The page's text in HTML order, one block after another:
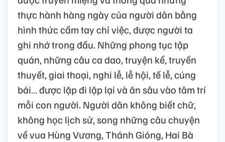
thực hành hàng ngày của người dân bằng
hình thức cầm tay chỉ việc, được người ta
ghi nhớ trong đầu. Những phong tục tập
quán, những câu ca dao, truyện kể, truyền
thuyết, giai thoại, nghi lễ, lễ hội, tế lễ, cúng
bái… được lặp đi lặp lại và ăn sâu vào tâm trí
mỗi con người. Người dân không biết chữ,
không học lịch sử, song những câu chuyện
về vua Hùng Vương, Thánh Gióng, Hai Bà